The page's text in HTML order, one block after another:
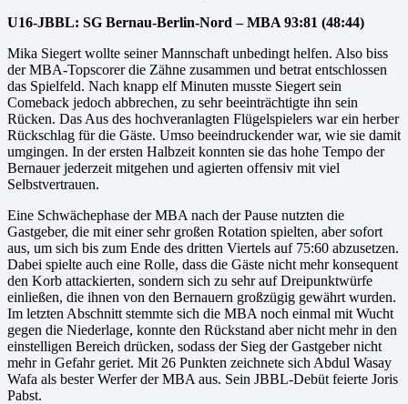
U16-JBBL: SG Bernau-Berlin-Nord – MBA 93:81 (48:44)
Mika Siegert wollte seiner Mannschaft unbedingt helfen. Also biss
der MBA-Topscorer die Zähne zusammen und betrat entschlossen
das Spielfeld. Nach knapp elf Minuten musste Siegert sein
Comeback jedoch abbrechen, zu sehr beeinträchtigte ihn sein
Rücken. Das Aus des hochveranlagten Flügelspielers war ein herber
Rückschlag für die Gäste. Umso beeindruckender war, wie sie damit
umgingen. In der ersten Halbzeit konnten sie das hohe Tempo der
Bernauer jederzeit mitgehen und agierten offensiv mit viel
Selbstvertrauen.
Eine Schwächephase der MBA nach der Pause nutzten die
Gastgeber, die mit einer sehr großen Rotation spielten, aber sofort
aus, um sich bis zum Ende des dritten Viertels auf 75:60 abzusetzen.
Dabei spielte auch eine Rolle, dass die Gäste nicht mehr konsequent
den Korb attackierten, sondern sich zu sehr auf Dreipunktwürfe
einließen, die ihnen von den Bernauern großzügig gewährt wurden.
Im letzten Abschnitt stemmte sich die MBA noch einmal mit Wucht
gegen die Niederlage, konnte den Rückstand aber nicht mehr in den
einstelligen Bereich drücken, sodass der Sieg der Gastgeber nicht
mehr in Gefahr geriet. Mit 26 Punkten zeichnete sich Abdul Wasay
Wafa als bester Werfer der MBA aus. Sein JBBL-Debüt feierte Joris
Pabst.